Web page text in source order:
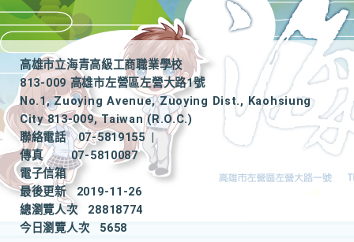
高雄市立海青高級工商職業學校
813-009 高雄市左營區左營大路1號
No.1, Zuoying Avenue, Zuoying Dist., Kaohsiung
City 813-009, Taiwan (R.O.C.)
聯絡電話
07-5819155
|
傳真
07-5810087
電子信箱
最後更新
2019-11-26
總瀏覽人次
28818774
今日瀏覽人次
5658